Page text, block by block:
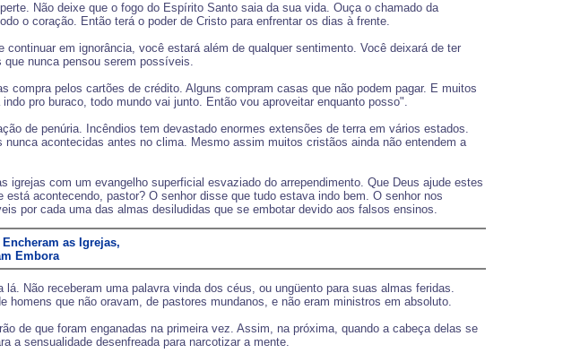
Não deixe que o fogo do Espírito Santo saia da sua vida. Ouça o chamado da
o coração. Então terá o poder de Cristo para enfrentar os dias à frente.
em ignorância, você estará além de qualquer sentimento. Você deixará de ter
nunca pensou serem possíveis.
pelos cartões de crédito. Alguns compram casas que não podem pagar. E muitos
pro buraco, todo mundo vai junto. Então vou aproveitar enquanto posso".
de penúria. Incêndios tem devastado enormes extensões de terra em vários estados.
acontecidas antes no clima. Mesmo assim muitos cristãos ainda não entendem a
com um evangelho superficial esvaziado do arrependimento. Que Deus ajude estes
acontecendo, pastor? O senhor disse que tudo estava indo bem. O senhor nos
por cada uma das almas desiludidas que se embotar devido aos falsos ensinos.
as Igrejas,
Embora
Não receberam uma palavra vinda dos céus, ou ungüento para suas almas feridas.
que não oravam, de pastores mundanos, e não eram ministros em absoluto.
de que foram enganadas na primeira vez. Assim, na próxima, quando a cabeça delas se
a sensualidade desenfreada para narcotizar a mente.